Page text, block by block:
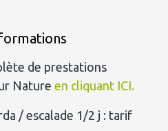
de prestations
Nature en cliquant ICI.
/ escalade 1/2 j : tarif